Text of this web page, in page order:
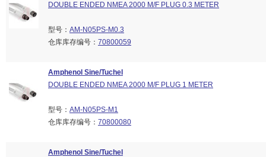
DOUBLE ENDED NMEA 2000 M/F PLUG 0.3 METER
型号： AM-N05PS-M0.3
仓库库存编号： 70800059
Amphenol Sine/Tuchel
DOUBLE ENDED NMEA 2000 M/F PLUG 1 METER
型号： AM-N05PS-M1
仓库库存编号： 70800080
Amphenol Sine/Tuchel